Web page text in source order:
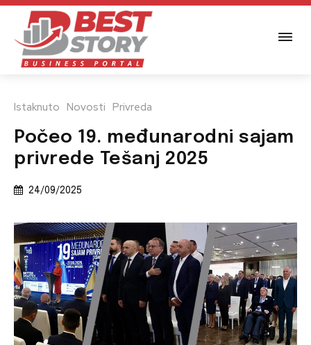
Istaknuto Novosti Privreda
Počeo 19. međunarodni sajam
privrede Tešanj 2025
24/09/2025